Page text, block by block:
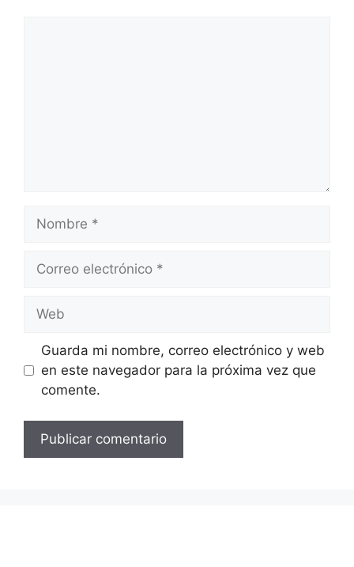
Nombre
Correo
Web
Guarda mi nombre, correo electrónico y web
en este navegador para la próxima vez que
comente.